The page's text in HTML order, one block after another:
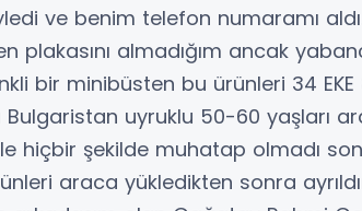
ve benim telefon numaramı
plakasını almadığım ancak
bir minibüsten bu ürünleri 34
Bulgaristan uyruklu 50-60 yaşları
hiçbir şekilde muhatap olmadı
araca yükledikten sonra